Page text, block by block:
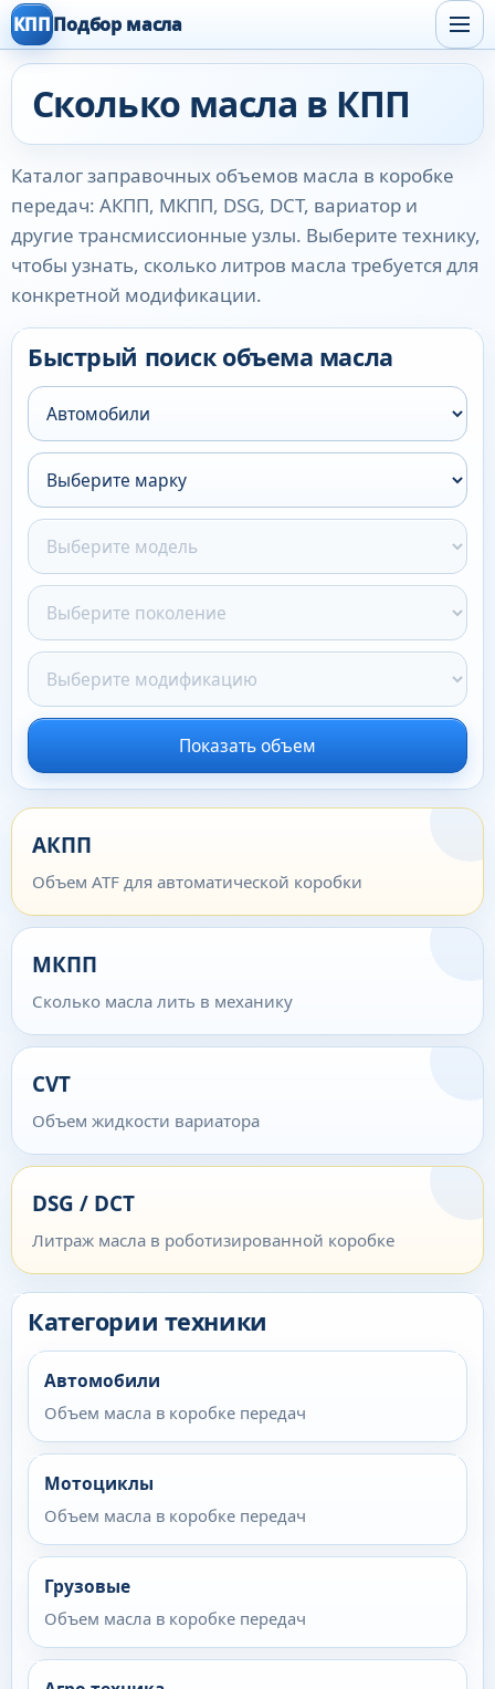
КПППодбор масла
Сколько масла в КПП
Каталог заправочных объемов масла в коробке
передач: АКПП, МКПП, DSG, DCT, вариатор и
другие трансмиссионные узлы. Выберите технику,
чтобы узнать, сколько литров масла требуется для
конкретной модификации.
Быстрый поиск объема масла
Показать объем
АКПП
Объем ATF для автоматической коробки
МКПП
Сколько масла лить в механику
CVT
Объем жидкости вариатора
DSG / DCT
Литраж масла в роботизированной коробке
Категории техники
Автомобили
Объем масла в коробке передач
Мотоциклы
Объем масла в коробке передач
Грузовые
Объем масла в коробке передач